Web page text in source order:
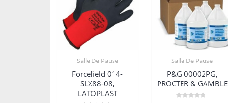
Salle De Pause
Forcefield 014-
SLX88-08,
LATOPLAST
Salle De Pause
P&G 00002PG,
PROCTER & GAMBLE